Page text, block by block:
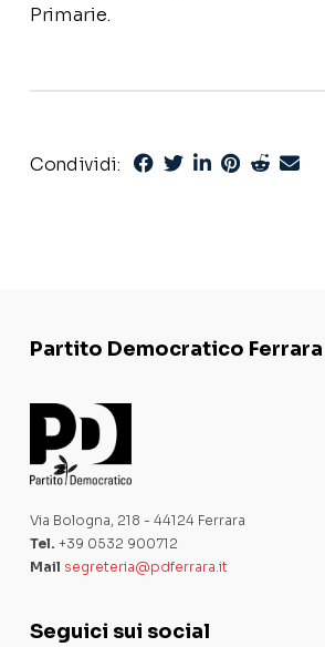
Primarie.
Condividi:
Partito Democratico Ferrara
Via Bologna, 218 - 44124 Ferrara
Tel. +39 0532 900712
Mail segreteria@pdferrara.it
Seguici sui social